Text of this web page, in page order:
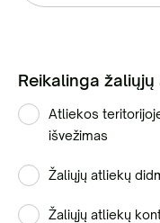
Reikalinga
Atliekos
išvežimas
Žaliųjų atliekų
Žaliųjų atliekų